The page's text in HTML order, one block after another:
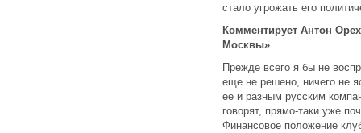
стало угрожать его
Комментирует Антон
Москвы»
Прежде всего я бы не
еще не решено, ничего не
ее и разным русским
говорят, прямо-таки уже
Финансовое положение